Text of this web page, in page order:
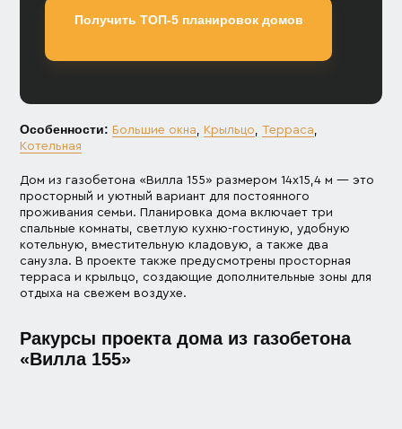
Получить ТОП-5 планировок домов
Особенности: Большие окна, Крыльцо,Терраса,
Котельная
Дом из газобетона «Вилла 155» размером 14х15,4 м — это
просторный и уютный вариант для постоянного
проживания семьи. Планировка дома включает три
спальные комнаты, светлую кухню-гостиную, удобную
котельную, вместительную кладовую, а также два
санузла. В проекте также предусмотрены просторная
терраса и крыльцо, создающие дополнительные зоны для
отдыха на свежем воздухе.
Ракурсы проекта дома из газобетона
«Вилла 155»